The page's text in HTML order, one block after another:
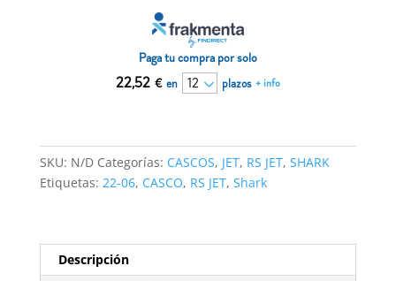
Paga tu compra por solo
22,52 € en plazos + info
SKU: N/D Categorías: CASCOS, JET, RS JET, SHARK
Etiquetas: 22-06, CASCO, RS JET, Shark
Descripción